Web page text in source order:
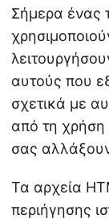
Σήμερα ένας
αυτούς που
σχετικά με
από τη χρήση
σας
Τα αρχεία
περιήγησης